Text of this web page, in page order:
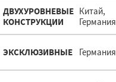
ДВУХУРОВНЕВЫЕ
КОНСТРУКЦИИ
Китай,
Германия
ЭКСКЛЮЗИВНЫЕ Германия